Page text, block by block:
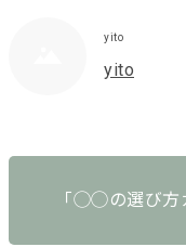
yito
yito
「◯◯の選び方